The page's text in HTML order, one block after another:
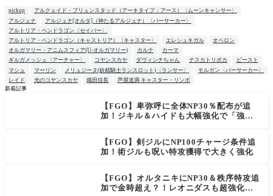
pickup
アルクェイド・ブリュンスタッド（アーキタイプ：アース）〈ムーンキャンサー〉
アルジュナ
アルジュナ[オルタ]（神たるアルジュナ）〈バーサーカー〉
アルトリア・ペンドラゴン〈セイバー〉
アルトリア・ペンドラゴン（キャストリア）〈キャスター〉
エレシュキガル
オベロン
オルガマリー・アニムスフィア(U-オルガマリー)
カルナ
カーマ
ギルガメッシュ〈アーチャー〉
コヤンスカヤ ダヴィンチちゃん テスカトリポカ
ビースト
マシュ
マーリン メリュジーヌ(妖精騎士ランスロット)〈ランサー〉
モルガン〈バーサーカー〉
レイド
光のコヤンスカヤ 織田信長
芦屋道満 キャスター・リンボ
新着記事
【FGO】卑弥呼に全体NP30％配布が追
加！ジキル＆ハイドも大幅強化で「強す
【FGO】剣ジルにNP100チャージ条件追
加！術ジルも呪い特攻獲得で大きく強化
【FGO】オルタニキにNP30＆秩序特攻追
加で金時超え？！レオニダスも超強化で